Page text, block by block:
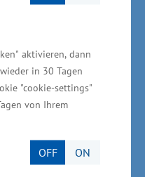
aktivieren, dann
in 30 Tagen
"cookie-settings"
von Ihrem
OFF ON
großen Teil (12
erbracht. Zwei
in Höhe von
kommen mit den
aus den
MV. 17,8 Prozent
131.254